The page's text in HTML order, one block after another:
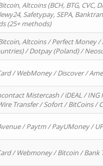
Altcoins (BCH, BTG, CVC,
Safetypay, SEPA,
(25+ methods)
Altcoins / Perfect Money
/ Dotpay (Poland) /
/ WebMoney / Discover /
Mistercash / iDEAL /
Transfer / Sofort / BitCoins /
/ Paytm / PayUMoney /
/ Webmoney / Bitcoin / Bank